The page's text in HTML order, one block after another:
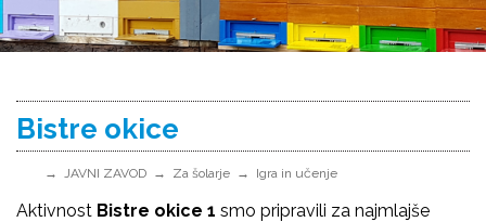
Bistre okice
JAVNI ZAVOD Za šolarje Igra in učenje
Aktivnost Bistre okice 1 smo pripravili za najmlajše